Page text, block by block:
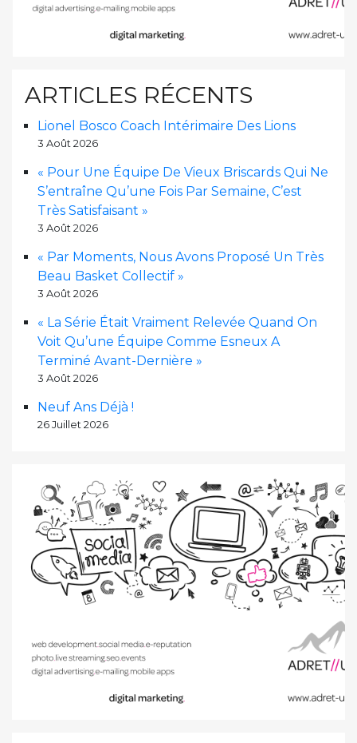
ARTICLES RÉCENTS
Lionel Bosco Coach Intérimaire Des Lions
3 Août 2026
« Pour Une Équipe De Vieux Briscards Qui Ne
S’entraîne Qu’une Fois Par Semaine, C’est
Très Satisfaisant »
3 Août 2026
« Par Moments, Nous Avons Proposé Un Très
Beau Basket Collectif »
3 Août 2026
« La Série Était Vraiment Relevée Quand On
Voit Qu’une Équipe Comme Esneux A
Terminé Avant-Dernière »
3 Août 2026
Neuf Ans Déjà !
26 Juillet 2026